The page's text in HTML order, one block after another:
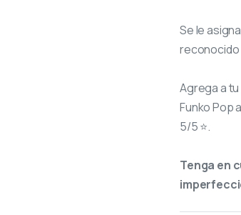
Se le
reconocido
Agrega a
Funko Pop
5/5 ⭐.
Tenga en